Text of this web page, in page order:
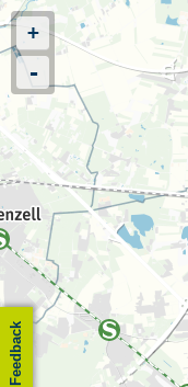
+
-
Feedback